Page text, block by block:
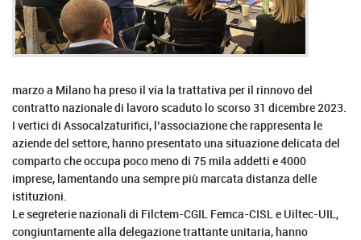
marzo a Milano ha preso il via la trattativa per il rinnovo del
contratto nazionale di lavoro scaduto lo scorso 31 dicembre 2023.
I vertici di Assocalzaturifici, l’associazione che rappresenta le
aziende del settore, hanno presentato una situazione delicata del
comparto che occupa poco meno di 75 mila addetti e 4000
imprese, lamentando una sempre più marcata distanza delle
istituzioni.
Le segreterie nazionali di Filctem-CGIL Femca-CISL e Uiltec-UIL,
congiuntamente alla delegazione trattante unitaria, hanno